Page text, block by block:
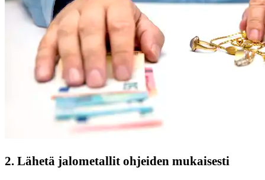
2. Lähetä jalometallit ohjeiden mukaisesti